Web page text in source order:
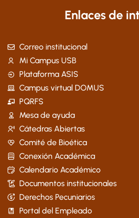
Enlaces de
Correo institucional
Mi Campus USB
Plataforma ASIS
Campus virtual DOMUS
PQRFS
Mesa de ayuda
Cátedras Abiertas
Comité de Bioética
Conexión Académica
Calendario Académico
Documentos institucionales
Derechos Pecuniarios
Portal del Empleado